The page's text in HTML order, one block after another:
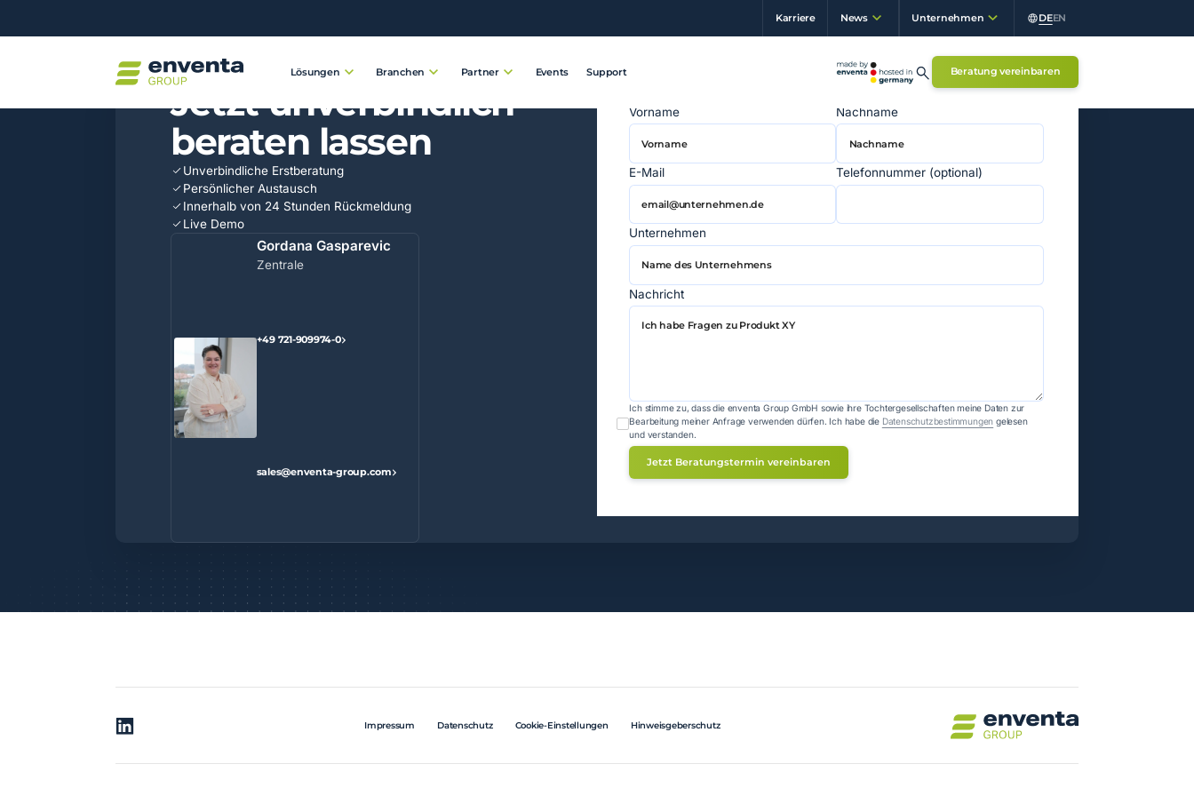
Karriere News Unternehmen DEEN
Lösungen Branchen Partner Events Support Beratung vereinbaren
KONTAKT AUFNEHMEN
Jetzt unverbindlich
beraten lassen
Unverbindliche Erstberatung
Persönlicher Austausch
Innerhalb von 24 Stunden Rückmeldung
Live Demo
Gordana Gasparevic
Zentrale
+49 721-909974-0
sales@enventa-group.com
Vorname Nachname
E-Mail Telefonnummer (optional)
Unternehmen
Nachricht
Ich stimme zu, dass die enventa Group GmbH sowie ihre Tochtergesellschaften meine Daten zur
Bearbeitung meiner Anfrage verwenden dürfen. Ich habe die Datenschutzbestimmungen gelesen
und verstanden.
Impressum Datenschutz Cookie-Einstellungen Hinweisgeberschutz